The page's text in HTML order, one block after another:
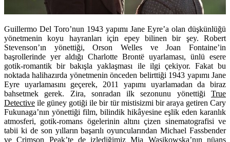
Guillermo Del Toro’nun 1943 yapımı Jane Eyre’a olan düşkünlüğü
yönetmenin koyu hayranları için epey bilinen bir şey. Robert
Stevenson’ın yönettiği, Orson Welles ve Joan Fontaine’in
başrollerinde yer aldığı Charlotte Brontë uyarlaması, ünlü esere
gotik-romantik bir bakışla yaklaşması ile ilgi çekiyor. Fakat bu
noktada halihazırda yönetmenin önceden belirttiği 1943 yapımı Jane
Eyre uyarlamasını geçerek, 2011 yapımı uyarlamadan da biraz
bahsetmek gerek. Zira, sonradan ilk sezonunu yönettiği True
Detective ile güney gotiği ile bir tür mistisizmi bir araya getiren Cary
Fukunaga’nın yönettiği film, bilindik hikâyesine eşlik eden karanlık
atmosferi, gotik-romans ögelerinin altını çizen sinematografisi ve
tabii ki de son yılların başarılı oyuncularından Michael Fassbender
ve Crimson Peak’te de izlediğimiz Mia Wasikowska’nın nüans